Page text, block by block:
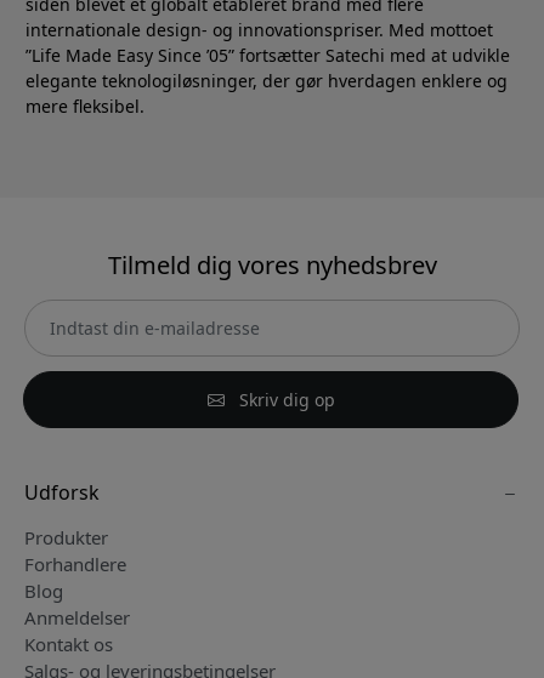
siden blevet et globalt etableret brand med flere
internationale design- og innovationspriser. Med mottoet
”Life Made Easy Since ’05” fortsætter Satechi med at udvikle
elegante teknologiløsninger, der gør hverdagen enklere og
mere fleksibel.
Tilmeld dig vores nyhedsbrev
Skriv dig op
Udforsk
Produkter
Forhandlere
Blog
Anmeldelser
Kontakt os
Salgs- og leveringsbetingelser